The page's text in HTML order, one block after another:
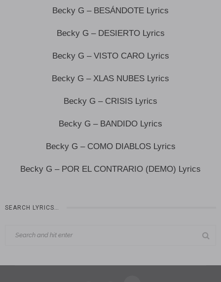
Becky G – BESÁNDOTE Lyrics
Becky G – DESIERTO Lyrics
Becky G – VISTO CARO Lyrics
Becky G – XLAS NUBES Lyrics
Becky G – CRISIS Lyrics
Becky G – BANDIDO Lyrics
Becky G – COMO DIABLOS Lyrics
Becky G – POR EL CONTRARIO (DEMO) Lyrics
SEARCH LYRICS…